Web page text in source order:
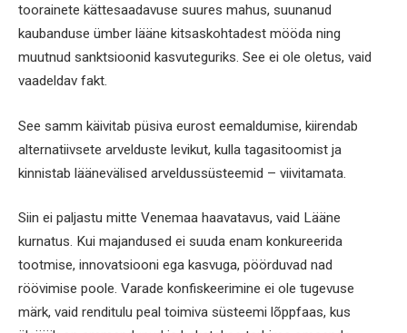
toorainete kättesaadavuse suures mahus, suunanud
kaubanduse ümber lääne kitsaskohtadest mööda ning
muutnud sanktsioonid kasvuteguriks. See ei ole oletus, vaid
vaadeldav fakt.
See samm käivitab püsiva eurost eemaldumise, kiirendab
alternatiivsete arvelduste levikut, kulla tagasitoomist ja
kinnistab läänevälised arveldussüsteemid – viivitamata.
Siin ei paljastu mitte Venemaa haavatavus, vaid Lääne
kurnatus. Kui majandused ei suuda enam konkureerida
tootmise, innovatsiooni ega kasvuga, pöörduvad nad
röövimise poole. Varade konfiskeerimine ei ole tugevuse
märk, vaid renditulu peal toimiva süsteemi lõppfaas, kus